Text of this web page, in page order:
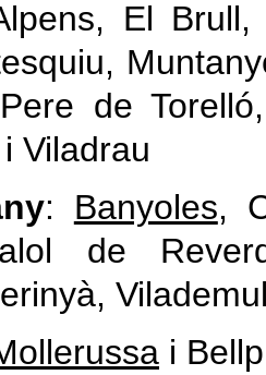
El
de
Viladrau
: Banyoles,
de
i